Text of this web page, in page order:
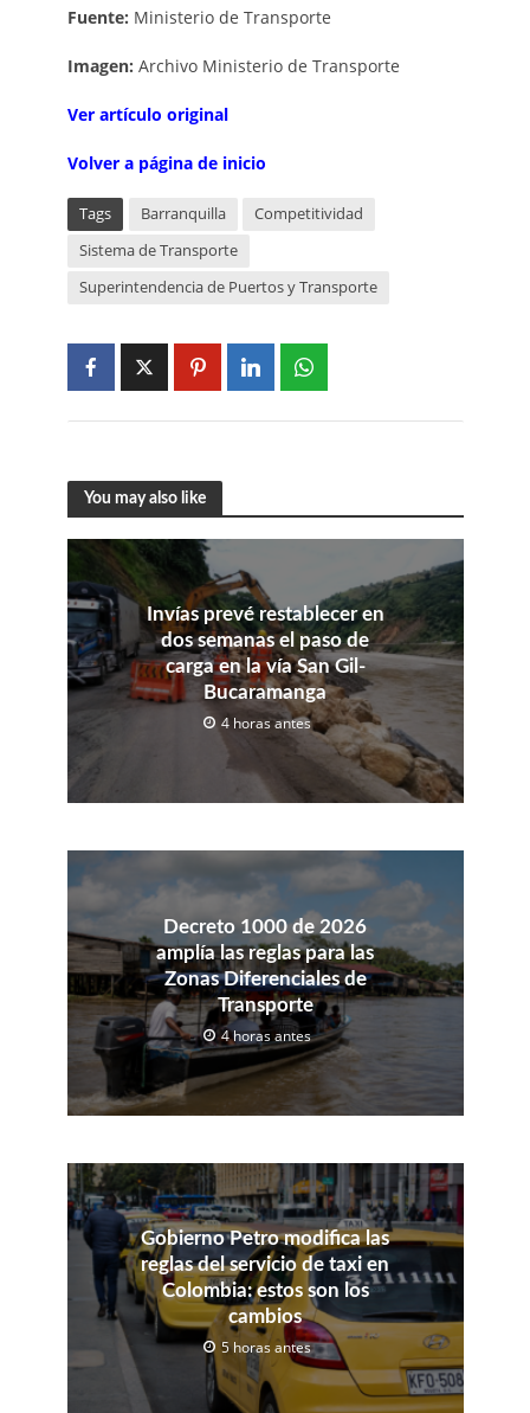
Fuente: Ministerio de Transporte
Imagen: Archivo Ministerio de Transporte
Ver artículo original
Volver a página de inicio
Tags Barranquilla
Competitividad
Sistema de Transporte
Superintendencia de Puertos y Transporte
You may also like
Invías prevé restablecer en
dos semanas el paso de
carga en la vía San Gil-
Bucaramanga
4 horas antes
Decreto 1000 de 2026
amplía las reglas para las
Zonas Diferenciales de
Transporte
4 horas antes
Gobierno Petro modifica las
reglas del servicio de taxi en
Colombia: estos son los
cambios
5 horas antes